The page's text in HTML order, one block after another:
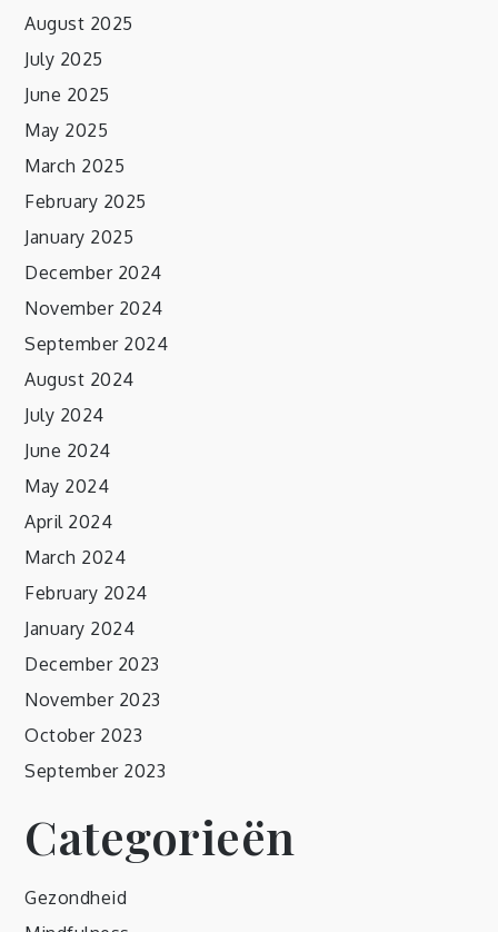
August 2025
July 2025
June 2025
May 2025
March 2025
February 2025
January 2025
December 2024
November 2024
September 2024
August 2024
July 2024
June 2024
May 2024
April 2024
March 2024
February 2024
January 2024
December 2023
November 2023
October 2023
September 2023
Categorieën
Gezondheid